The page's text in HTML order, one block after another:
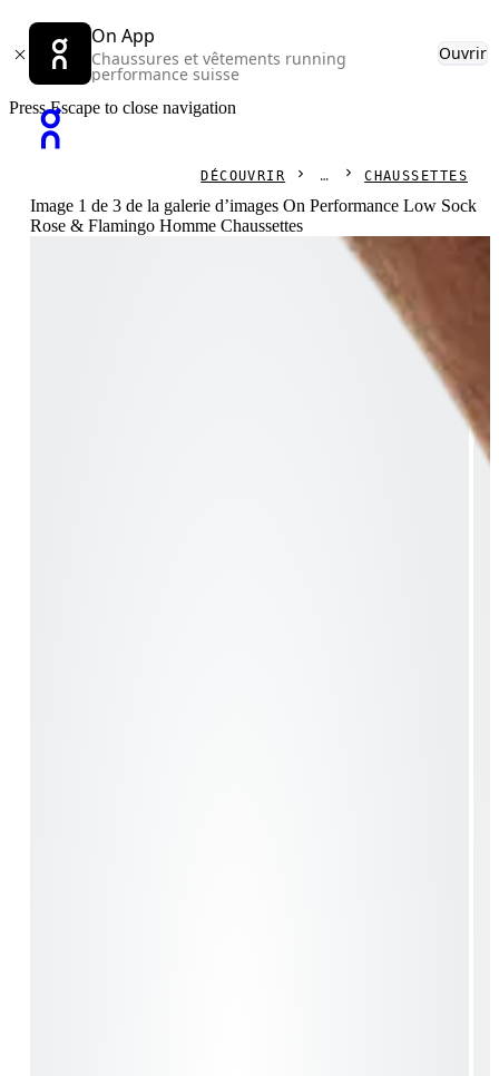
On App
Chaussures et vêtements running
performance suisse
Ouvrir
Press Escape to close navigation
DÉCOUVRIR CHAUSSETTES
Image 1 de 3 de la galerie d’images On Performance Low Sock
Rose & Flamingo Homme Chaussettes